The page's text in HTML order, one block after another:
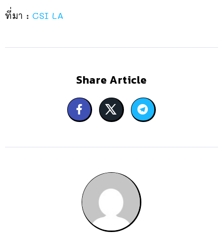
ที่มา : CSI LA
Share Article